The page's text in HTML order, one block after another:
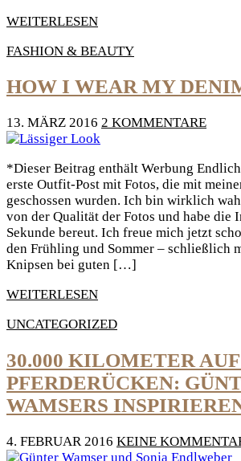
WEITERLESEN
FASHION & BEAUTY
HOW I WEAR MY
13. MÄRZ 2016 2 KOMMENTARE
*Dieser Beitrag enthält Werbung
erste Outfit-Post mit Fotos, die mit
geschossen wurden. Ich bin wirklich
von der Qualität der Fotos und habe die
Sekunde bereut. Ich freue mich jetzt
den Frühling und Sommer – schließlich
Knipsen bei guten […]
WEITERLESEN
UNCATEGORIZED
30.000 KILOMETER
PFERDERÜCKEN:
WAMSERS
4. FEBRUAR 2016 KEINE